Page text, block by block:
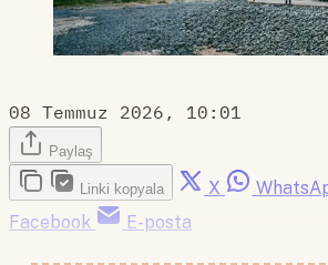
08 Temmuz 2026, 10:01
Paylaş
Linki kopyala X
Facebook
E-posta